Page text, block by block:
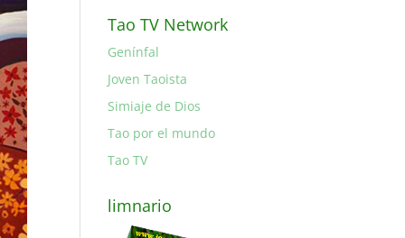
Tao TV Network
Genínfal
Joven Taoista
Simiaje de Dios
Tao por el mundo
Tao TV
limnario